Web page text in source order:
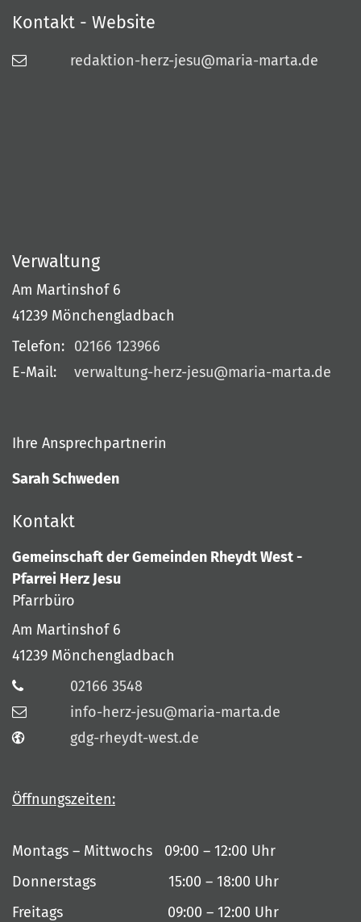
Kontakt - Website
redaktion-herz-jesu@maria-marta.de
Verwaltung
Am Martinshof 6
41239 Mönchengladbach
Telefon: 02166 123966
E-Mail:
verwaltung-herz-jesu@maria-marta.de
Ihre Ansprechpartnerin
Sarah Schweden
Kontakt
Gemeinschaft der Gemeinden Rheydt West -
Pfarrei Herz Jesu
Pfarrbüro
Am Martinshof 6
41239 Mönchengladbach
02166 3548
info-herz-jesu@maria-marta.de
gdg-rheydt-west.de
Öffnungszeiten:
Montags – Mittwochs 09:00 – 12:00 Uhr
Donnerstags 15:00 – 18:00 Uhr
Freitags 09:00 – 12:00 Uhr